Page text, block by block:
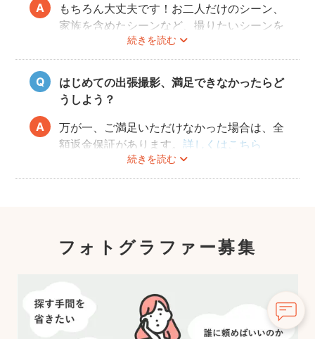
続きを読む
もちろん大丈夫です！お二人だけのシーン、
家族を含めたシーンなど、撮りたいシーンを
フォトグラファーさんに相談してみてくださ
いね。
はじめての出張撮影、満足できなかったらど
うしよう？
続きを読む
万が一、ご満足いただけなかった場合は、全
額返金保証があります。詳しくはこちら
フォトグラファー募集